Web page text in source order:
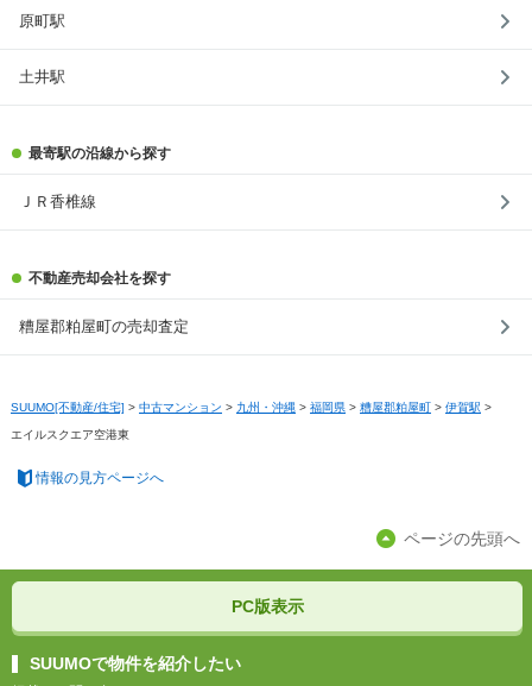
原町駅
土井駅
最寄駅の沿線から探す
ＪＲ香椎線
不動産売却会社を探す
糟屋郡粕屋町の売却査定
SUUMO[不動産/住宅] > 中古マンション > 九州・沖縄 > 福岡県 > 糟屋郡粕屋町 > 伊賀駅 >
エイルスクエア空港東
情報の見方ページへ
ページの先頭へ
PC版表示
SUUMOで物件を紹介したい